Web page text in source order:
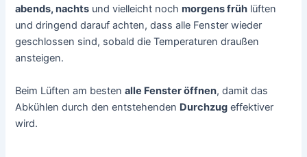
abends, nachts und vielleicht nochmorgens früh lüften
und dringend darauf achten, dass alle Fenster wieder
geschlossen sind, sobald die Temperaturen draußen
ansteigen.
Beim Lüften am bestenalle Fenster öffnen, damit das
Abkühlen durch den entstehenden Durchzug effektiver
wird.